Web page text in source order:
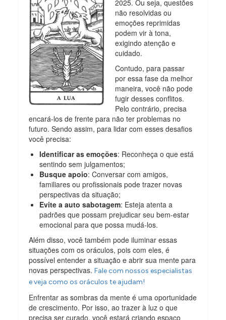
2025. Ou seja, questões
não resolvidas ou
emoções reprimidas
podem vir à tona,
exigindo atenção e
cuidado.
Contudo, para passar
por essa fase da melhor
maneira, você não pode
fugir desses conflitos.
Pelo contrário, precisa
encará-los de frente para não ter problemas no
futuro. Sendo assim, para lidar com esses desafios
você precisa:
Identificar as emoções: Reconheça o que está
sentindo sem julgamentos;
Busque apoio: Conversar com amigos,
familiares ou profissionais pode trazer novas
perspectivas da situação;
Evite a auto sabotagem: Esteja atenta a
padrões que possam prejudicar seu bem-estar
emocional para que possa mudá-los.
Além disso, você também pode iluminar essas
situações com os oráculos, pois com eles, é
possível entender a situação e abrir sua mente para
novas perspectivas.Fale com nossos especialistas
e veja como os oráculos te ajudam!
Enfrentar as sombras da mente é uma oportunidade
de crescimento. Por isso, ao trazer à luz o que
precisa ser curado, você estará criando espaço